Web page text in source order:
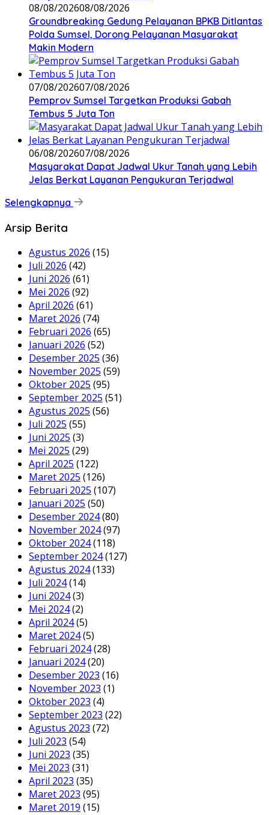
08/08/202608/08/2026
Groundbreaking Gedung Pelayanan BPKB Ditlantas
Polda Sumsel, Dorong Pelayanan Masyarakat
Makin Modern
07/08/202607/08/2026
Pemprov Sumsel Targetkan Produksi Gabah
Tembus 5 Juta Ton
06/08/202607/08/2026
Masyarakat Dapat Jadwal Ukur Tanah yang Lebih
Jelas Berkat Layanan Pengukuran Terjadwal
Selengkapnya
Arsip Berita
Agustus 2026 (15)
Juli 2026 (42)
Juni 2026 (61)
Mei 2026 (92)
April 2026 (61)
Maret 2026 (74)
Februari 2026 (65)
Januari 2026 (52)
Desember 2025 (36)
November 2025 (59)
Oktober 2025 (95)
September 2025 (51)
Agustus 2025 (56)
Juli 2025 (55)
Juni 2025 (3)
Mei 2025 (29)
April 2025 (122)
Maret 2025 (126)
Februari 2025 (107)
Januari 2025 (50)
Desember 2024(80)
November 2024(97)
Oktober 2024(118)
September 2024(127)
Agustus 2024(133)
Juli 2024(14)
Juni 2024(3)
Mei 2024(2)
April 2024(5)
Maret 2024(5)
Februari 2024(28)
Januari 2024(20)
Desember 2023 (16)
November 2023 (1)
Oktober 2023 (4)
September 2023 (22)
Agustus 2023 (72)
Juli 2023 (54)
Juni 2023 (35)
Mei 2023 (31)
April 2023 (35)
Maret 2023 (95)
Maret 2019 (15)